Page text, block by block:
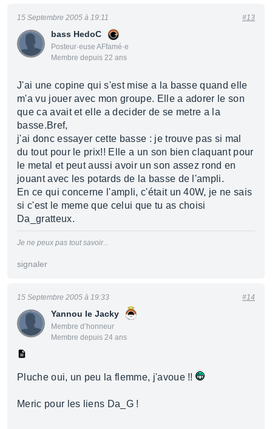
bass HedoC
Posteur·euse AFfamé·e
Membre depuis 22 ans
15 Septembre 2005 à 19:11 #13
J'ai une copine qui s'est mise a la basse quand elle
m'a vu jouer avec mon groupe. Elle a adorer le son
que ca avait et elle a decider de se metre a la
basse.Bref,
j'ai donc essayer cette basse : je trouve pas si mal
du tout pour le prix!! Elle a un son bien claquant pour
le metal et peut aussi avoir un son assez rond en
jouant avec les potards de la basse de l'ampli.
En ce qui concerne l'ampli, c'était un 40W, je ne sais
si c'est le meme que celui que tu as choisi
Da_gratteux.
Je ne peux pas tout savoir...
signaler
Yannou le Jacky
Membre d’honneur
Membre depuis 24 ans
15 Septembre 2005 à 19:33 #14
Pluche oui, un peu la flemme, j'avoue !!
Meric pour les liens Da_G !